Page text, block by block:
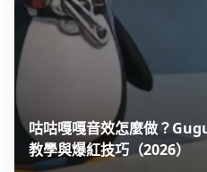
咕咕嘎嘎音效怎麼做？
教學與爆紅技巧（2026）